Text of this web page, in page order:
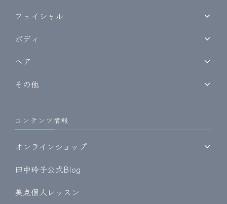
フェイシャル
ボディ
ヘア
その他
コンテンツ情報
オンラインショップ
田中玲子公式Blog
美点個人レッスン